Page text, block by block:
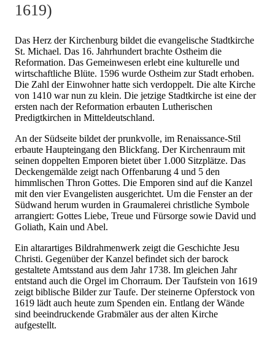
1619)
Das Herz der Kirchenburg bildet die evangelische Stadtkirche
St. Michael. Das 16. Jahrhundert brachte Ostheim die
Reformation. Das Gemeinwesen erlebt eine kulturelle und
wirtschaftliche Blüte. 1596 wurde Ostheim zur Stadt erhoben.
Die Zahl der Einwohner hatte sich verdoppelt. Die alte Kirche
von 1410 war nun zu klein. Die jetzige Stadtkirche ist eine der
ersten nach der Reformation erbauten Lutherischen
Predigtkirchen in Mitteldeutschland.
An der Südseite bildet der prunkvolle, im Renaissance-Stil
erbaute Haupteingang den Blickfang. Der Kirchenraum mit
seinen doppelten Emporen bietet über 1.000 Sitzplätze. Das
Deckengemälde zeigt nach Offenbarung 4 und 5 den
himmlischen Thron Gottes. Die Emporen sind auf die Kanzel
mit den vier Evangelisten ausgerichtet. Um die Fenster an der
Südwand herum wurden in Graumalerei christliche Symbole
arrangiert: Gottes Liebe, Treue und Fürsorge sowie David und
Goliath, Kain und Abel.
Ein altarartiges Bildrahmenwerk zeigt die Geschichte Jesu
Christi. Gegenüber der Kanzel befindet sich der barock
gestaltete Amtsstand aus dem Jahr 1738. Im gleichen Jahr
entstand auch die Orgel im Chorraum. Der Taufstein von 1619
zeigt biblische Bilder zur Taufe. Der steinerne Opferstock von
1619 lädt auch heute zum Spenden ein. Entlang der Wände
sind beeindruckende Grabmäler aus der alten Kirche
aufgestellt.